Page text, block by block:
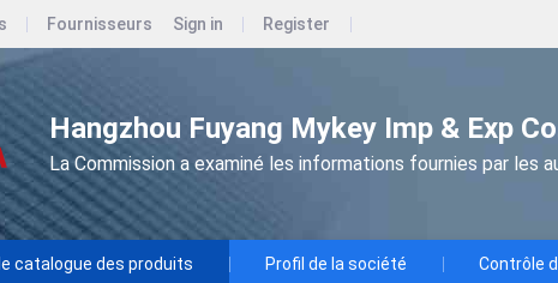
Fournisseurs Sign in Register
Hangzhou Fuyang Mykey Imp & Exp
La Commission a examiné les informations fournies par les
le catalogue des produits Profil de la société Contrôle